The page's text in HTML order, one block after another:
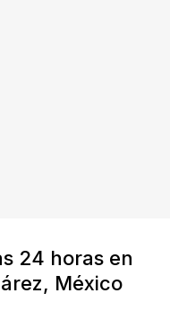
24 horas en
México